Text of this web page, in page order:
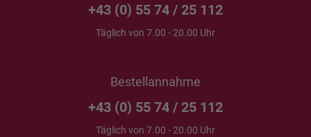
+43 (0) 55 74 / 25 112
Täglich von 7.00 - 20.00 Uhr
Bestellannahme
+43 (0) 55 74 / 25 112
Täglich von 7.00 - 20.00 Uhr